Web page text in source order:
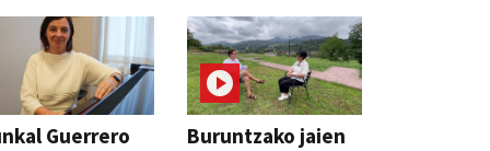
Guerrero
Buruntzako jaien